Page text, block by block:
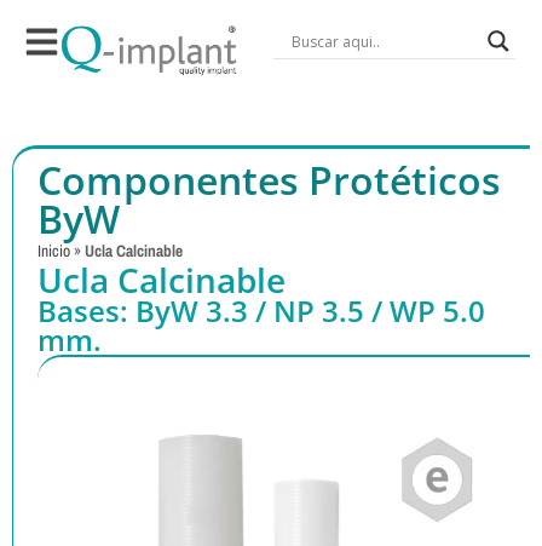
Componentes Protéticos
ByW
Inicio»Ucla Calcinable
Ucla Calcinable
Bases: ByW 3.3 / NP 3.5 / WP 5.0
mm.